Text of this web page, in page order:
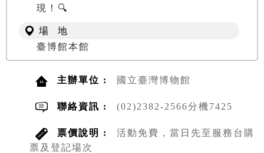
現！🔍
場 地
臺博館本館
主辦單位 : 國立臺灣博物館
聯絡資訊 : (02)2382-2566分機7425
票價說明 :
活動免費，當日先至服務台購
票及登記場次